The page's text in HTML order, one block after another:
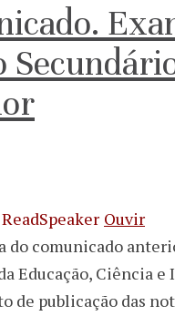
Ouvir
do comunicado
Educação, Ciência e
de publicação das